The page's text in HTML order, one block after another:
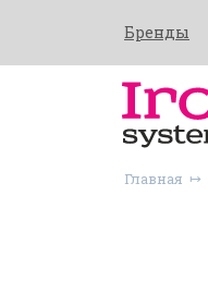
Бренды
Главная